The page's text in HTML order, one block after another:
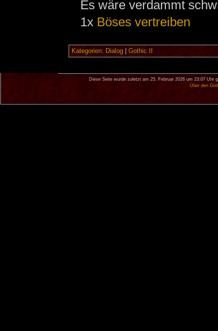
Es wäre verdammt
1x Böses vertreiben
Kategorien: Dialog| Gothic II
Diese Seite wurde zuletzt am 25. Februar 2026 um 23:07 Uhr
Über den